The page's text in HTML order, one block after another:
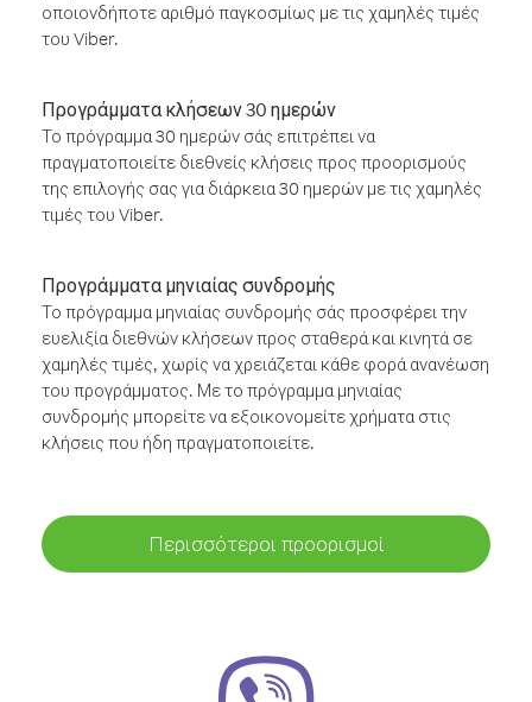
οποιονδήποτε αριθμό παγκοσμίως με τις χαμηλές τιμές
του Viber.
Προγράμματα κλήσεων 30 ημερών
Το πρόγραμμα 30 ημερών σάς επιτρέπει να
πραγματοποιείτε διεθνείς κλήσεις προς προορισμούς
της επιλογής σας για διάρκεια 30 ημερών με τις χαμηλές
τιμές του Viber.
Προγράμματα μηνιαίας συνδρομής
Το πρόγραμμα μηνιαίας συνδρομής σάς προσφέρει την
ευελιξία διεθνών κλήσεων προς σταθερά και κινητά σε
χαμηλές τιμές, χωρίς να χρειάζεται κάθε φορά ανανέωση
του προγράμματος. Με το πρόγραμμα μηνιαίας
συνδρομής μπορείτε να εξοικονομείτε χρήματα στις
κλήσεις που ήδη πραγματοποιείτε.
Περισσότεροι προορισμοί